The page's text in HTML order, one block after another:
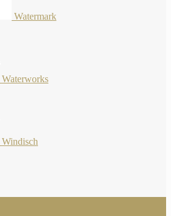
Watermark
Waterworks
Windisch